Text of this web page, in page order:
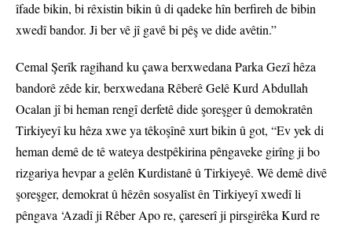
îfade bikin, bi rêxistin bikin û di qadeke hîn berfireh de bibin
xwedî bandor. Ji ber vê jî gavê bi pêş ve dide avêtin.”
Cemal Şerîk ragihand ku çawa berxwedana Parka Gezî hêza
bandorê zêde kir, berxwedana Rêberê Gelê Kurd Abdullah
Ocalan jî bi heman rengî derfetê dide şoreşger û demokratên
Tirkiyeyî ku hêza xwe ya têkoşînê xurt bikin û got, “Ev yek di
heman demê de tê wateya destpêkirina pêngaveke girîng ji bo
rizgariya hevpar a gelên Kurdistanê û Tirkiyeyê. Wê demê divê
şoreşger, demokrat û hêzên sosyalîst ên Tirkiyeyî xwedî li
pêngava ‘Azadî ji Rêber Apo re, çareserî ji pirsgirêka Kurd re